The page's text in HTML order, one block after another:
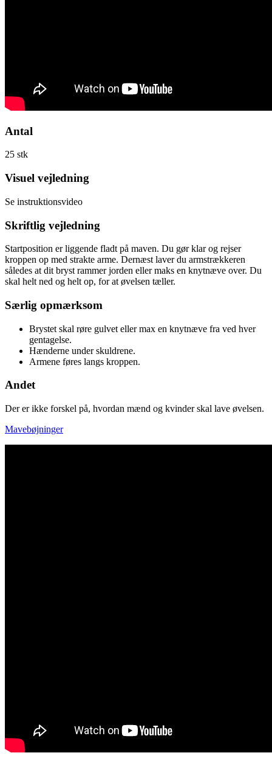
Antal
25 stk
Visuel vejledning
Se instruktionsvideo
Skriftlig vejledning
Startposition er liggende fladt på maven. Du gør klar og rejser
kroppen op med strakte arme. Dernæst laver du armstrækkeren
således at dit bryst rammer jorden eller maks en knytnæve over. Du
skal helt ned og helt op, for at øvelsen tæller.
Særlig opmærksom
Brystet skal røre gulvet eller max en knytnæve fra ved hver
gentagelse.
Hænderne under skuldrene.
Armene føres langs kroppen.
Andet
Der er ikke forskel på, hvordan mænd og kvinder skal lave øvelsen.
Mavebøjninger